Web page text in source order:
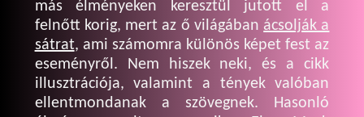
más élményeken keresztül jutott el a
felnőtt korig, mert az ő világában ácsolják a
sátrat, ami számomra különös képet fest az
eseményről. Nem hiszek neki, és a cikk
illusztrációja, valamint a tények valóban
ellentmondanak a szövegnek. Hasonló